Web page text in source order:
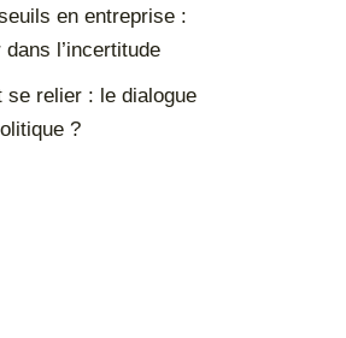
en entreprise :
l’incertitude
se relier : le dialogue
?